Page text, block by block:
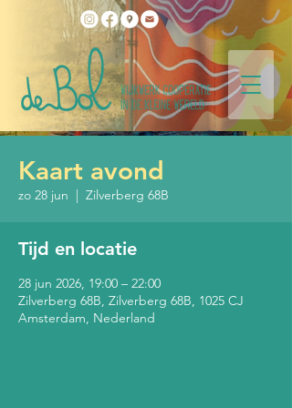
Kaart avond
zo 28 jun
  |
Zilverberg 68B
Tijd en locatie
28 jun 2026, 19:00 – 22:00
Zilverberg 68B, Zilverberg 68B, 1025 CJ
Amsterdam, Nederland